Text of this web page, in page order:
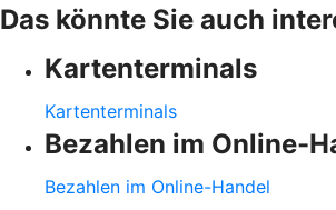
Das könnte Sie auch
Kartenterminals
Kartenterminals
Bezahlen im Online-
Bezahlen im Online-Handel